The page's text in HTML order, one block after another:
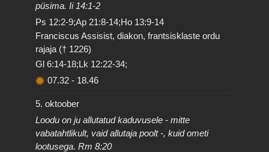
püsima. Ii 14:1-2
Ps 12:2-9;Ap 21:8-14;Ho 13:9-14
Franciscus Assisist, diakon, frantsisklaste ordu
rajaja († 1226)
Gl 6:14-18;Lk 12:22-34;
07.32 - 18.46
5. oktoober
Loodu on ju allutatud kaduvusele - mitte
vabatahtlikult, vaid allutaja poolt -, kuid ometi
lootusega. Rm 8:20